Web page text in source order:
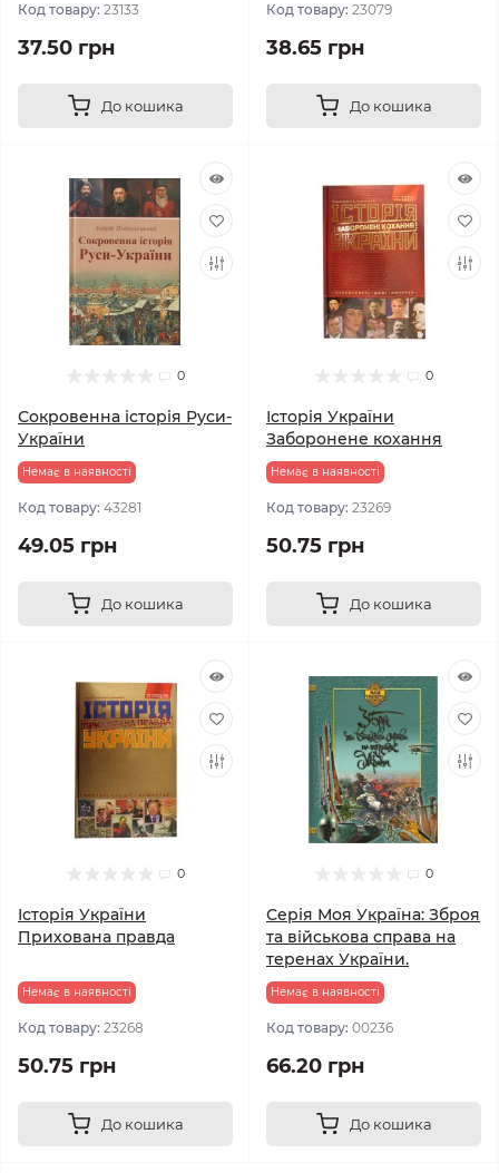
Код товару: 23133
37.50 грн
До кошика
Код товару: 23079
38.65 грн
До кошика
0
Сокровенна історія Руси-
України
Немає в наявності
Код товару: 43281
49.05 грн
До кошика
0
Історія України
Заборонене кохання
Немає в наявності
Код товару: 23269
50.75 грн
До кошика
0
Історія України
Прихована правда
Немає в наявності
Код товару: 23268
50.75 грн
До кошика
0
Серія Моя Україна: Зброя
та військова справа на
теренах України.
Немає в наявності
Код товару: 00236
66.20 грн
До кошика